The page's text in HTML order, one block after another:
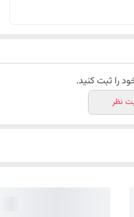
را ثبت کنید.
نظر